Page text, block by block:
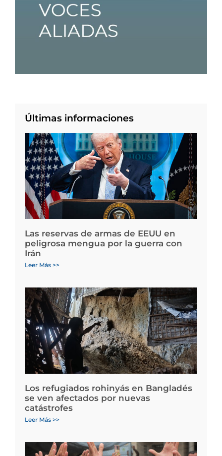
Últimas informaciones
Las reservas de armas de EEUU en
peligrosa mengua por la guerra con
Irán
Leer Más >>
Los refugiados rohinyás en Bangladés
se ven afectados por nuevas
catástrofes
Leer Más >>